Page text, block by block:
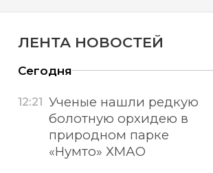
ЛЕНТА НОВОСТЕЙ
Сегодня
12:21
Ученые нашли редкую
болотную орхидею в
природном парке
«Нумто» ХМАО